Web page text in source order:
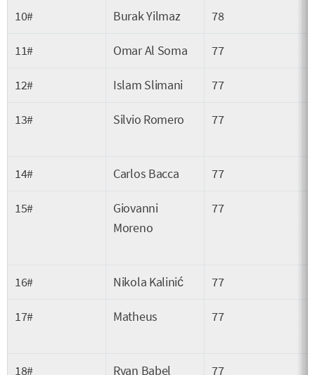
10# Burak Yilmaz 78
11# Omar Al Soma 77
12# Islam Slimani 77
13# Silvio Romero 77
14# Carlos Bacca 77
15#
Giovanni
Moreno
77
16# Nikola Kalinić 77
17# Matheus 77
18# Ryan Babel 77